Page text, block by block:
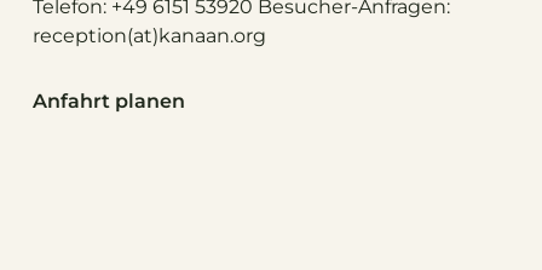
Telefon: +49 6151 53920 Besucher-Anfragen:
reception(at)kanaan.org
Anfahrt planen